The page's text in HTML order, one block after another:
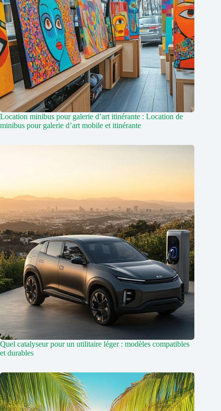
Location minibus pour galerie d’art itinérante : Location de
minibus pour galerie d’art mobile et itinérante
Quel catalyseur pour un utilitaire léger : modèles compatibles
et durables